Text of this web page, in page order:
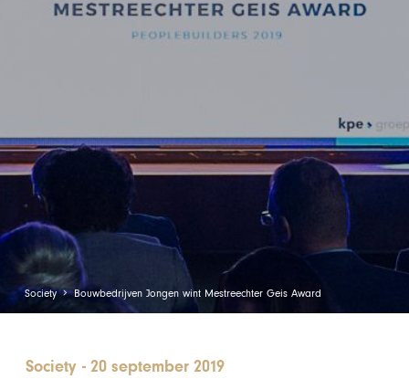
Society Bouwbedrijven Jongen wint Mestreechter Geis Award
Society -20 september 2019